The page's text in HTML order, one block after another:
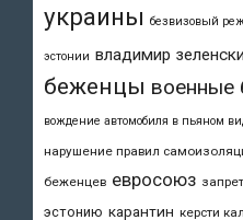
украины безвизовый
эстонии владимир
беженцы военные
вождение автомобиля в пьяном
нарушение правил
беженцев евросоюз
эстонию карантин керсти